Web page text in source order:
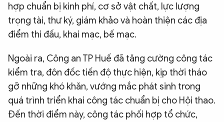
hợp chuẩn bị kinh phí, cơ sở vật chất, lực lượng
trọng tài, thư ký, giám khảo và hoàn thiện các địa
điểm thi đấu, khai mạc, bế mạc.
Ngoài ra, Công an TP Huế đã tăng cường công tác
kiểm tra, đôn đốc tiến độ thực hiện, kịp thời tháo
gỡ những khó khăn, vướng mắc phát sinh trong
quá trình triển khai công tác chuẩn bị cho Hội thao.
Đến thời điểm này, công tác phối hợp tổ chức,